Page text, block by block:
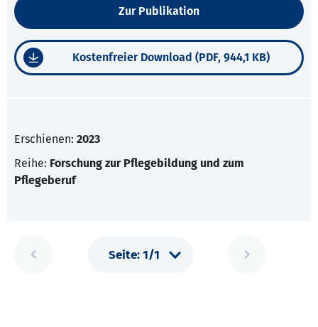
Zur Publikation
Kostenfreier Download (PDF, 944,1 KB)
Erschienen: 2023
Reihe: Forschung zur Pflegebildung und zum
Pflegeberuf